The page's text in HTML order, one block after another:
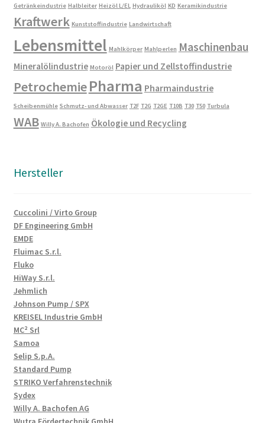
Getränkeindustrie Halbleiter Heizöl L/EL Hydrauliköl KD Keramikindustrie
Kraftwerk Kunststoffindustrie Landwirtschaft
Lebensmittel Mahlkörper Mahlperlen Maschinenbau
Mineralölindustrie Motoröl Papier und Zellstoffindustrie
PetrochemiePharma Pharmaindustrie
Scheibenmühle Schmutz- und Abwasser T2F T2G T2GE T10B T30 T50 Turbula
WAB Willy A. Bachofen Ökologie und Recycling
Hersteller
Cuccolini / Virto Group
DF Engineering GmbH
EMDE
Fluimac S.r.l.
Fluko
HiWay S.r.l.
Jehmlich
Johnson Pump / SPX
KREISEL Industrie GmbH
MC² Srl
Samoa
Selip S.p.A.
Standard Pump
STRIKO Verfahrenstechnik
Sydex
Willy A. Bachofen AG